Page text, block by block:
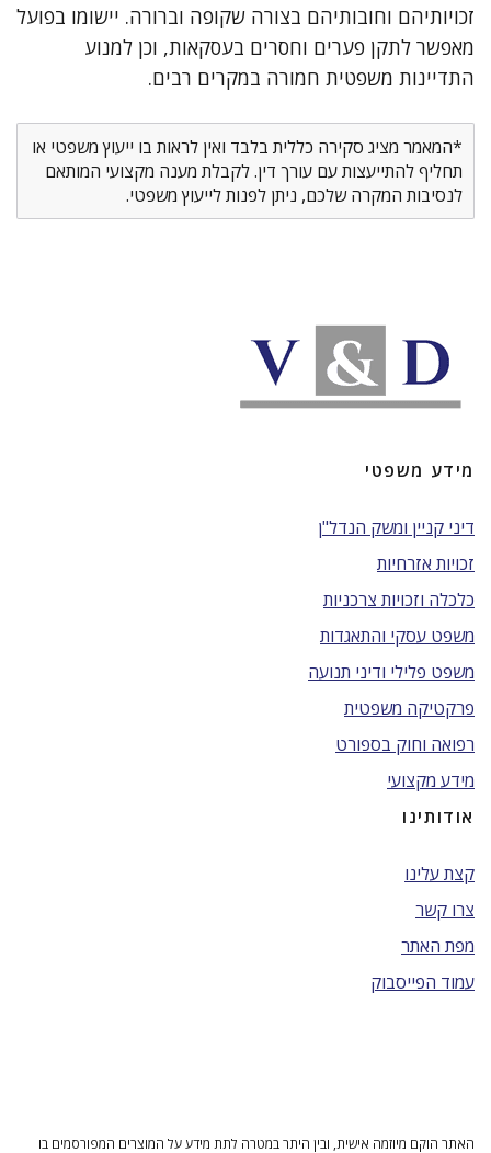
זכויותיהם וחובותיהם בצורה שקופה וברורה. יישומו בפועל
מאפשר לתקן פערים וחסרים בעסקאות, וכן למנוע
התדיינות משפטית חמורה במקרים רבים.
*המאמר מציג סקירה כללית בלבד ואין לראות בו ייעוץ משפטי או
תחליף להתייעצות עם עורך דין. לקבלת מענה מקצועי המותאם
לנסיבות המקרה שלכם, ניתן לפנות לייעוץ משפטי.
מידע משפטי
דיני קניין ומשק הנדל"ן
זכויות אזרחיות
כלכלה וזכויות צרכניות
משפט עסקי והתאגדות
משפט פלילי ודיני תנועה
פרקטיקה משפטית
רפואה וחוק בספורט
מידע מקצועי
אודותינו
קצת עלינו
צרו קשר
מפת האתר
עמוד הפייסבוק
האתר הוקם מיוזמה אישית, ובין היתר במטרה לתת מידע על המוצרים המפורסמים בו